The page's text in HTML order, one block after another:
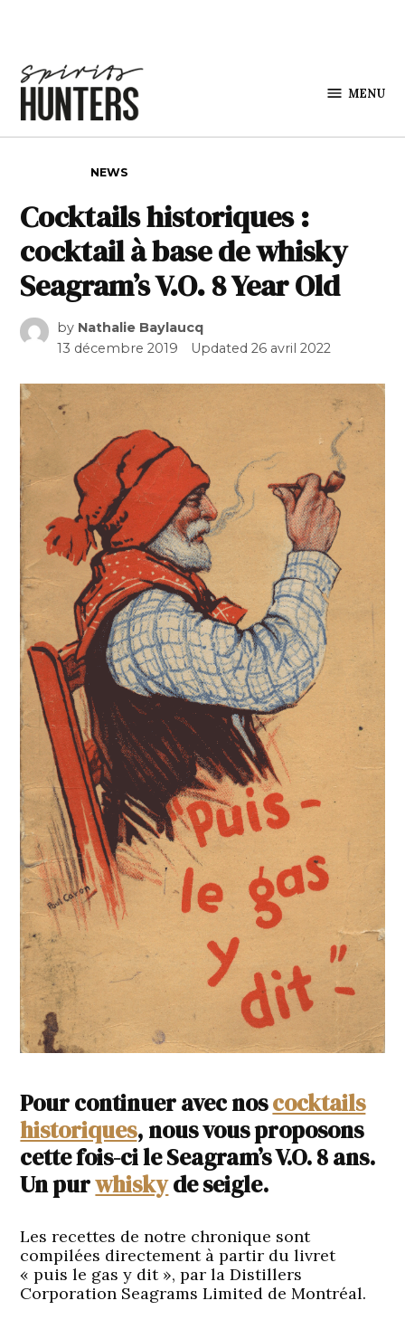
MENU
NEWS
Cocktails historiques :
cocktail à base de whisky
Seagram’s V.O. 8 Year Old
by Nathalie Baylaucq
13 décembre 2019
Updated26 avril 2022
Pour continuer avec noscocktails
historiques, nous vous proposons
cette fois-ci le Seagram’s V.O. 8 ans.
Un purwhiskyde seigle.
Les recettes de notre chronique sont
compilées directement à partir du livret
« puis le gas y dit », par la Distillers
Corporation Seagrams Limited de Montréal.